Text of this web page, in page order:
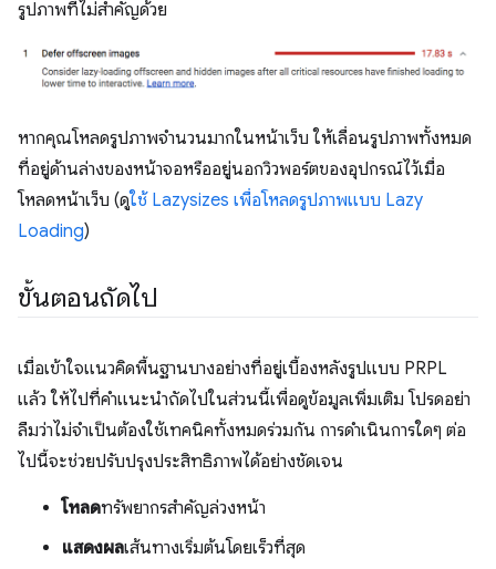
รูปภาพที่ไม่สําคัญด้วย
หากคุณโหลดรูปภาพจำนวนมากในหน้าเว็บ ให้เลื่อนรูปภาพทั้งหมด
ที่อยู่ด้านล่างของหน้าจอหรืออยู่นอกวิวพอร์ตของอุปกรณ์ไว้เมื่อ
โหลดหน้าเว็บ (ดูใช้ Lazysizes เพื่อโหลดรูปภาพแบบ Lazy
Loading)
ขั้นตอนถัดไป
เมื่อเข้าใจแนวคิดพื้นฐานบางอย่างที่อยู่เบื้องหลังรูปแบบ PRPL
แล้ว ให้ไปที่คำแนะนำถัดไปในส่วนนี้เพื่อดูข้อมูลเพิ่มเติม โปรดอย่า
ลืมว่าไม่จำเป็นต้องใช้เทคนิคทั้งหมดร่วมกัน การดำเนินการใดๆ ต่อ
ไปนี้จะช่วยปรับปรุงประสิทธิภาพได้อย่างชัดเจน
โหลดทรัพยากรสําคัญล่วงหน้า
แสดงผลเส้นทางเริ่มต้นโดยเร็วที่สุด